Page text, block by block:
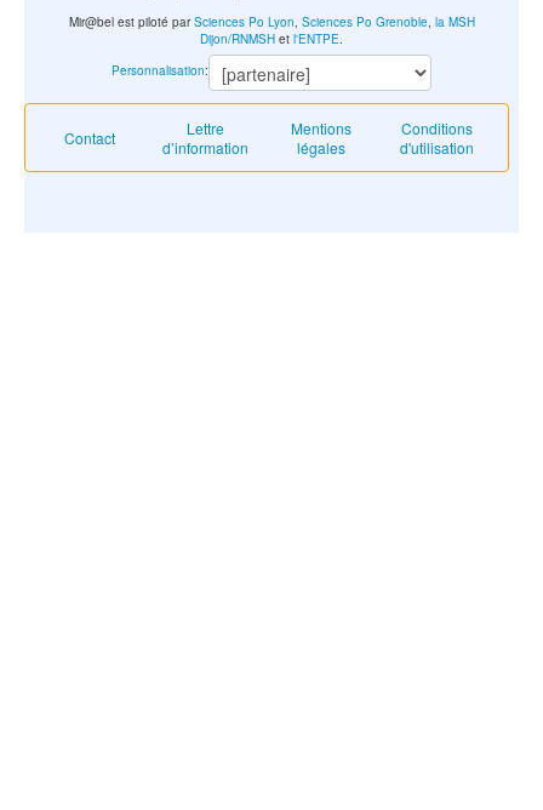
Contact
Lettre
d’information
Mentions
légales
Conditions
d'utilisation
Mir@bel est piloté parSciences Po Lyon, Sciences Po Grenoble, la MSH
Dijon/RNMSH et l'ENTPE.
Personnalisation: